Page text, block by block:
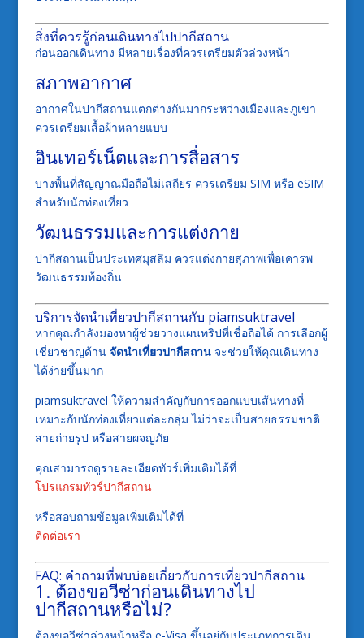
สิ่งที่ควรรู้ก่อนเดินทางไปปากีสถาน
ก่อนออกเดินทาง มีหลายเรื่องที่ควรเตรียมตัวล่วงหน้า
สภาพอากาศ
อากาศในปากีสถานแตกต่างกันมากระหว่างเมืองและภูเขา
ควรเตรียมเสื้อผ้าหลายแบบ
อินเทอร์เน็ตและการสื่อสาร
บางพื้นที่สัญญาณมือถือไม่เสถียร ควรเตรียม SIM หรือ eSIM
สำหรับนักท่องเที่ยว
วัฒนธรรมและการแต่งกาย
ปากีสถานเป็นประเทศมุสลิม ควรแต่งกายสุภาพเพื่อเคารพ
วัฒนธรรมท้องถิ่น
บริการจัดนำเที่ยวปากีสถานกับ piamsuktravel
หากคุณกำลังมองหาผู้ช่วยวางแผนทริปที่เชื่อถือได้ การเลือกผู้
เชี่ยวชาญด้าน จัดนำเที่ยวปากีสถานจะช่วยให้คุณเดินทาง
ได้ง่ายขึ้นมาก
piamsuktravel ให้ความสำคัญกับการออกแบบเส้นทางที่
เหมาะกับนักท่องเที่ยวแต่ละกลุ่ม ไม่ว่าจะเป็นสายธรรมชาติ
สายถ่ายรูป หรือสายผจญภัย
คุณสามารถดูรายละเอียดทัวร์เพิ่มเติมได้ที่
โปรแกรมทัวร์ปากีสถาน
หรือสอบถามข้อมูลเพิ่มเติมได้ที่
ติดต่อเรา
FAQ: คำถามที่พบบ่อยเกี่ยวกับการเที่ยวปากีสถาน
1. ต้องขอวีซ่าก่อนเดินทางไป
ปากีสถานหรือไม่?